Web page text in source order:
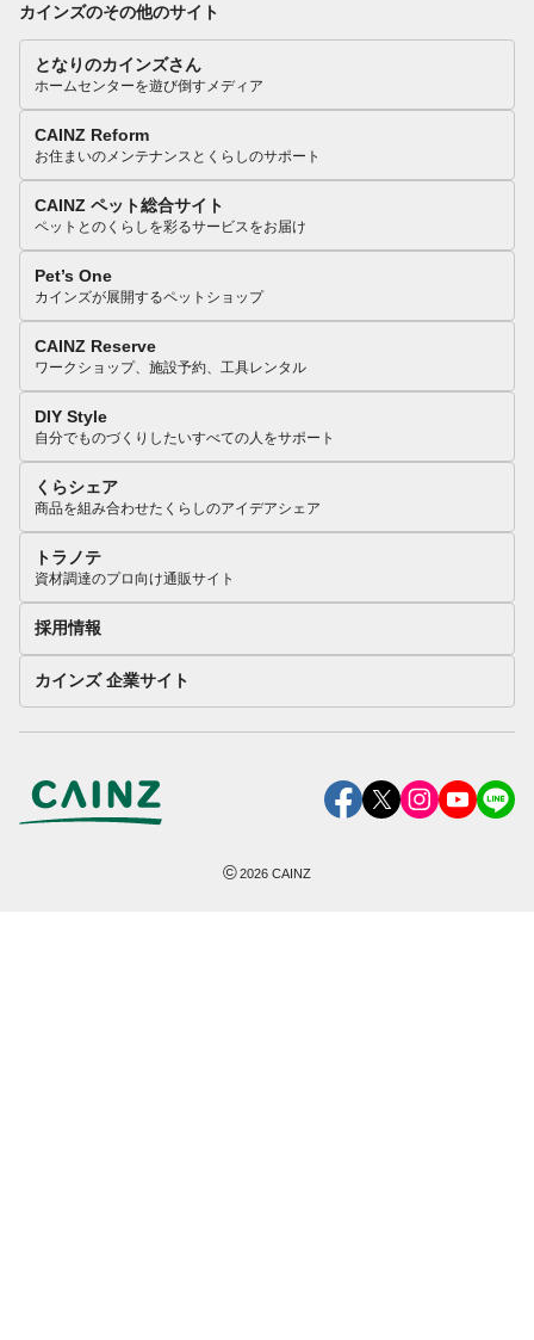
カインズのその他のサイト
となりのカインズさん
ホームセンターを遊び倒すメディア
CAINZ Reform
お住まいのメンテナンスとくらしのサポート
CAINZ ペット総合サイト
ペットとのくらしを彩るサービスをお届け
Pet’s One
カインズが展開するペットショップ
CAINZ Reserve
ワークショップ、施設予約、工具レンタル
DIY Style
自分でものづくりしたいすべての人をサポート
くらシェア
商品を組み合わせたくらしのアイデアシェア
トラノテ
資材調達のプロ向け通販サイト
採用情報
カインズ 企業サイト
©2026 CAINZ